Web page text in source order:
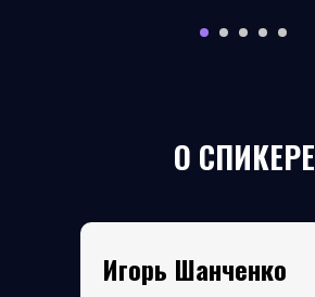
О СПИКЕРЕ
Игорь Шанченко